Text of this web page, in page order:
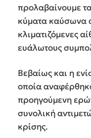
προλαβαίνουμε
κύματα καύσωνα
κλιματιζόμενες
ευάλωτους
Βεβαίως και η
οποία
προηγούμενη
συνολική
κρίσης.